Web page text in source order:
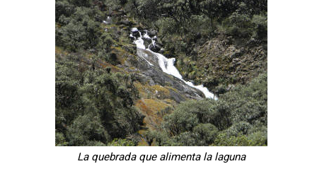
La quebrada que alimenta la laguna